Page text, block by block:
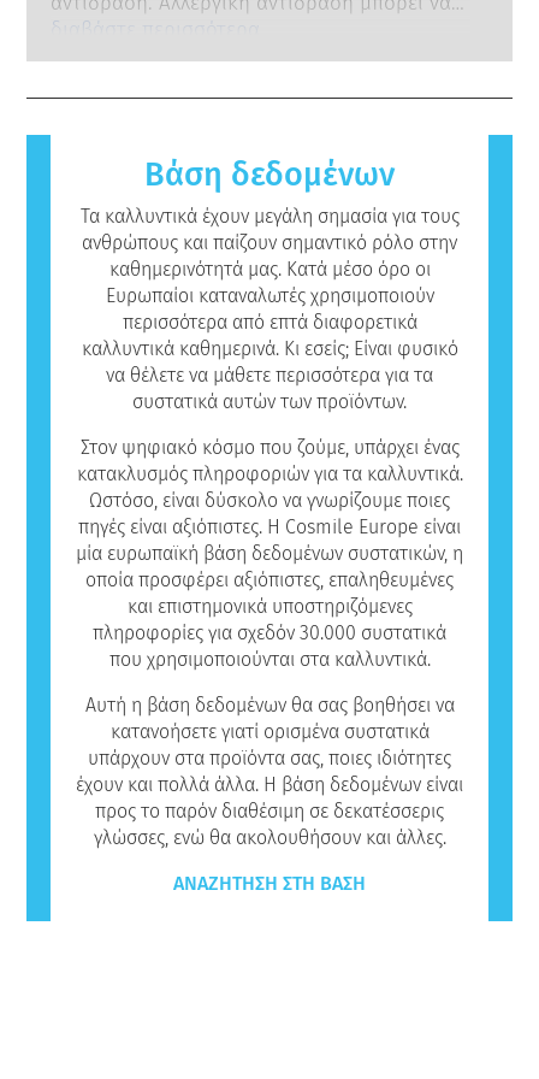
υποχρεωτικές για όλες εταιρείες, και
πιθανούς κινδύνους, συμπεριλαμβανομένης
μεθόδους δοκιμής που δεν εμπλέκουν ζώα,
συστατικών και των προϊόντων καλλυντικών.
συμβεί όταν το ανοσοποιητικό σύστημα ενός
ατόμου αντιδρά σε ουσίες που για την
καλλυντικά και τα προϊόντα προσωπικής
φροντίδας μπορεί να περιέχουν συστατικά
που ενδεχομένως να είναι αλλεργιογόνα για
ορισμένα άτομα.
Αυτό σημαίνει ότι το προϊόν είναι ασφαλές
για χρήση από άλλα άτομα.
διαβάστε περισσότερα
Βάση δεδομένων
Τα καλλυντικά έχουν μεγάλη σημασία για τους
ανθρώπους και παίζουν σημαντικό ρόλο στην
καθημερινότητά μας. Κατά μέσο όρο οι
Ευρωπαίοι καταναλωτές χρησιμοποιούν
περισσότερα από επτά διαφορετικά
καλλυντικά καθημερινά. Κι εσείς; Είναι φυσικό
να θέλετε να μάθετε περισσότερα για τα
συστατικά αυτών των προϊόντων.
Στον ψηφιακό κόσμο που ζούμε, υπάρχει ένας
κατακλυσμός πληροφοριών για τα καλλυντικά.
Ωστόσο, είναι δύσκολο να γνωρίζουμε ποιες
πηγές είναι αξιόπιστες. Η Cosmile Europe είναι
μία ευρωπαϊκή βάση δεδομένων συστατικών, η
οποία προσφέρει αξιόπιστες, επαληθευμένες
και επιστημονικά υποστηριζόμενες
πληροφορίες για σχεδόν 30.000 συστατικά
που χρησιμοποιούνται στα καλλυντικά.
Αυτή η βάση δεδομένων θα σας βοηθήσει να
κατανοήσετε γιατί ορισμένα συστατικά
υπάρχουν στα προϊόντα σας, ποιες ιδιότητες
έχουν και πολλά άλλα. Η βάση δεδομένων είναι
προς το παρόν διαθέσιμη σε δεκατέσσερις
γλώσσες, ενώ θα ακολουθήσουν και άλλες.
ΑΝΑΖΉΤΗΣΗ ΣΤΗ ΒΆΣΗ